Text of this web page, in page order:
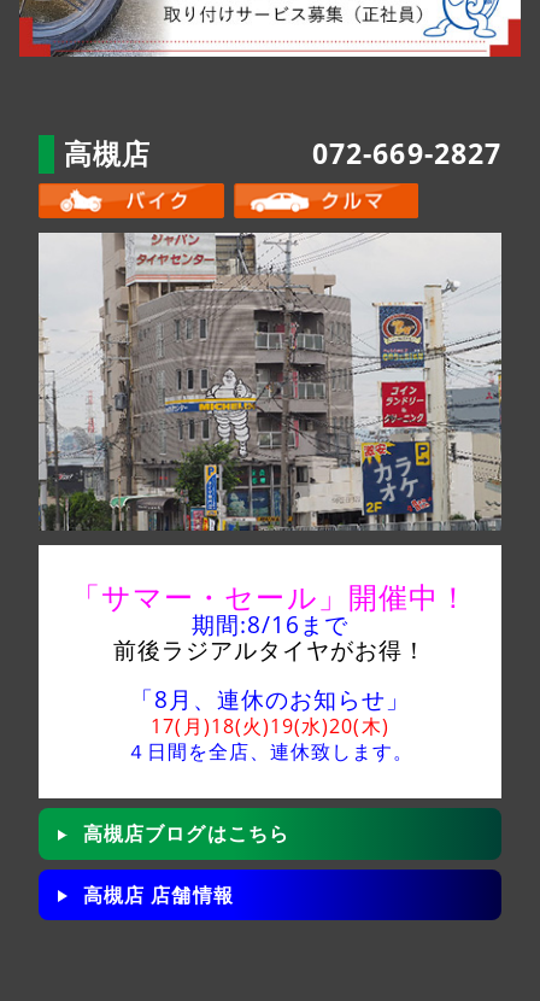
高槻店 072-669-2827
「サマー・セール」 開催中！
期間:8/16 まで
前後ラジアルタイヤがお得！
「8月、連休のお知らせ」
17(月)18(火)19(水)20(木)
４日間を全店、 連休致します。
高槻店ブログはこちら
高槻店 店舗情報